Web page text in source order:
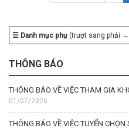
☰ Danh mục phụ (trượt sang phải
THÔNG BÁO
THÔNG BÁO VỀ VIỆC THAM GIA
01/07/2026
THÔNG BÁO VỀ VIỆC TUYỂN